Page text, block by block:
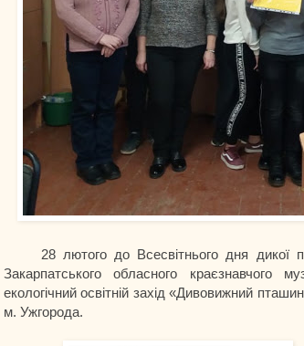
28 лютого до Всесвітнього дня дикої
Закарпатського обласного краєзнавчого
екологічний освітній захід «Дивовижний
м. Ужгорода.